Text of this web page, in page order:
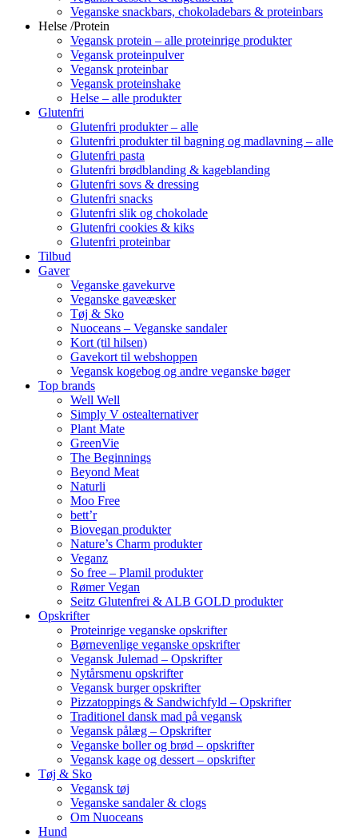
Veganske snackbars, chokoladebars & proteinbars
Helse /Protein
Vegansk protein – alle proteinrige produkter
Vegansk proteinpulver
Vegansk proteinbar
Vegansk proteinshake
Helse – alle produkter
Glutenfri
Glutenfri produkter – alle
Glutenfri produkter til bagning og madlavning – alle
Glutenfri pasta
Glutenfri brødblanding & kageblanding
Glutenfri sovs & dressing
Glutenfri snacks
Glutenfri slik og chokolade
Glutenfri cookies & kiks
Glutenfri proteinbar
Tilbud
Gaver
Veganske gavekurve
Veganske gaveæsker
Tøj & Sko
Nuoceans – Veganske sandaler
Kort (til hilsen)
Gavekort til webshoppen
Vegansk kogebog og andre veganske bøger
Top brands
Well Well
Simply V ostealternativer
Plant Mate
GreenVie
The Beginnings
Beyond Meat
Naturli
Moo Free
bett’r
Biovegan produkter
Nature’s Charm produkter
Veganz
So free – Plamil produkter
Rømer Vegan
Seitz Glutenfrei & ALB GOLD produkter
Opskrifter
Proteinrige veganske opskrifter
Børnevenlige veganske opskrifter
Vegansk Julemad – Opskrifter
Nytårsmenu opskrifter
Vegansk burger opskrifter
Pizzatoppings & Sandwichfyld – Opskrifter
Traditionel dansk mad på vegansk
Vegansk pålæg – Opskrifter
Veganske boller og brød – opskrifter
Vegansk kage og dessert – opskrifter
Tøj & Sko
Vegansk tøj
Veganske sandaler & clogs
Om Nuoceans
Hund